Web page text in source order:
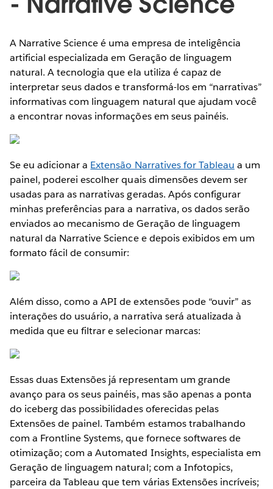
A Narrative Science é uma empresa de inteligência
artificial especializada em Geração de linguagem
natural. A tecnologia que ela utiliza é capaz de
interpretar seus dados e transformá-los em “narrativas”
informativas com linguagem natural que ajudam você
a encontrar novas informações em seus painéis.
Se eu adicionar a Extensão Narratives for Tableau a um
painel, poderei escolher quais dimensões devem ser
usadas para as narrativas geradas. Após configurar
minhas preferências para a narrativa, os dados serão
enviados ao mecanismo de Geração de linguagem
natural da Narrative Science e depois exibidos em um
formato fácil de consumir:
Além disso, como a API de extensões pode “ouvir” as
interações do usuário, a narrativa será atualizada à
medida que eu filtrar e selecionar marcas:
Essas duas Extensões já representam um grande
avanço para os seus painéis, mas são apenas a ponta
do iceberg das possibilidades oferecidas pelas
Extensões de painel. Também estamos trabalhando
com a Frontline Systems, que fornece softwares de
otimização; com a Automated Insights, especialista em
Geração de linguagem natural; com a Infotopics,
parceira da Tableau que tem várias Extensões incríveis;